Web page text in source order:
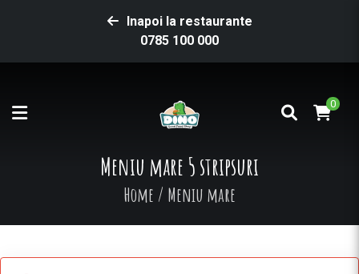
Inapoi la restaurante
0785 100 000
0
Meniu mare 5 stripsuri
Home / Meniu mare